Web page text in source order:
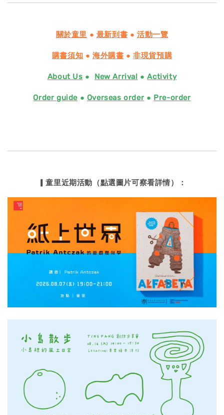
關於童里 ● 最新到書 ●活動一覽
購書須知 ● 海外購書 ●非現貨預購
About Us ● New Arrival ●Activity
Order guide ● Overseas order● Pre-order
▎童里近期活動（點選圖片可察看詳情）：